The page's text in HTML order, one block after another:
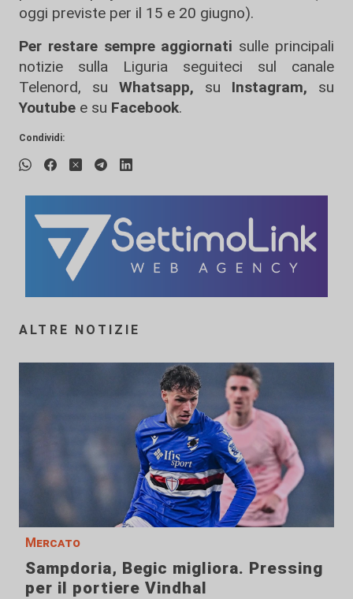
oggi previste per il 15 e 20 giugno).
Per restare sempre aggiornati sulle principali
notizie sulla Liguria seguiteci sul canale
Telenord, su
Whatsapp, su Instagram, su
Youtube e su Facebook.
Condividi:
ALTRE NOTIZIE
Mercato
Sampdoria, Begic migliora. Pressing
per il portiere Vindhal